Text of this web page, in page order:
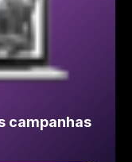
campanhas